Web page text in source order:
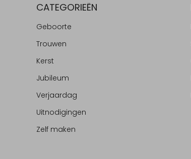
CATEGORIEËN
Geboorte
Trouwen
Kerst
Jubileum
Verjaardag
Uitnodigingen
Zelf maken